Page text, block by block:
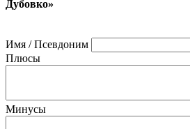
Дубовко»
Имя / Псевдоним
Плюсы
Минусы